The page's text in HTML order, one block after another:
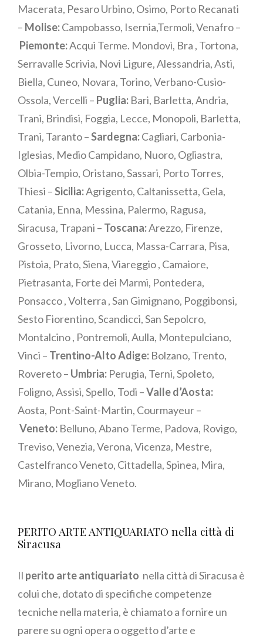
Macerata, Pesaro Urbino, Osimo, Porto Recanati
– Molise:Campobasso, Isernia,Termoli, Venafro –
Piemonte:Acqui Terme. Mondovì, Bra , Tortona,
Serravalle Scrivia, Novi Ligure, Alessandria, Asti,
Biella, Cuneo, Novara, Torino, Verbano-Cusio-
Ossola, Vercelli – Puglia: Bari, Barletta, Andria,
Trani, Brindisi, Foggia, Lecce, Monopoli, Barletta,
Trani, Taranto –Sardegna:Cagliari, Carbonia-
Iglesias, Medio Campidano, Nuoro, Ogliastra,
Olbia-Tempio, Oristano, Sassari, Porto Torres,
Thiesi –Sicilia:Agrigento, Caltanissetta, Gela,
Catania, Enna, Messina, Palermo, Ragusa,
Siracusa, Trapani – Toscana:Arezzo, Firenze,
Grosseto, Livorno, Lucca, Massa-Carrara, Pisa,
Pistoia, Prato, Siena, Viareggio , Camaiore,
Pietrasanta, Forte dei Marmi, Pontedera,
Ponsacco , Volterra , San Gimignano, Poggibonsi,
Sesto Fiorentino, Scandicci, San Sepolcro,
Montalcino , Pontremoli, Aulla, Montepulciano,
Vinci – Trentino-Alto Adige: Bolzano, Trento,
Rovereto – Umbria: Perugia, Terni, Spoleto,
Foligno, Assisi, Spello, Todi –Valle d’Aosta:
Aosta, Pont-Saint-Martin, Courmayeur –
Veneto: Belluno, Abano Terme, Padova, Rovigo,
Treviso, Venezia, Verona, Vicenza, Mestre,
Castelfranco Veneto, Cittadella, Spinea, Mira,
Mirano, Mogliano Veneto.
PERITO ARTE ANTIQUARIATO nella città di
Siracusa
Il perito arte antiquariato nella città di Siracusa è
colui che, dotato di specifiche competenze
tecniche nella materia, è chiamato a fornire un
parere su ogni opera o oggetto d’arte e